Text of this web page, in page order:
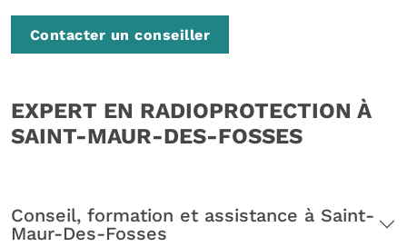
Contacter un conseiller
EXPERT EN RADIOPROTECTION À
SAINT-MAUR-DES-FOSSES
Conseil, formation et assistance à Saint-
Maur-Des-Fosses